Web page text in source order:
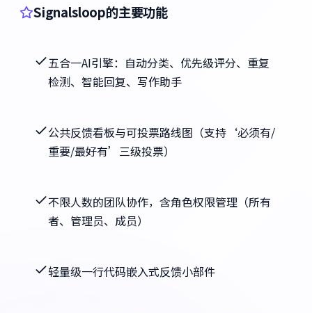
Signalsloop的主要功能
五合一AI引擎：自动分类、优先级评分、重复
检测、智能回复、写作助手
公共反馈看板与可投票路线图（支持‘必须有/
重要/最好有’三级投票）
不限人数的团队协作，含角色权限管理（所有
者、管理员、成员）
轻量级一行代码嵌入式反馈小部件